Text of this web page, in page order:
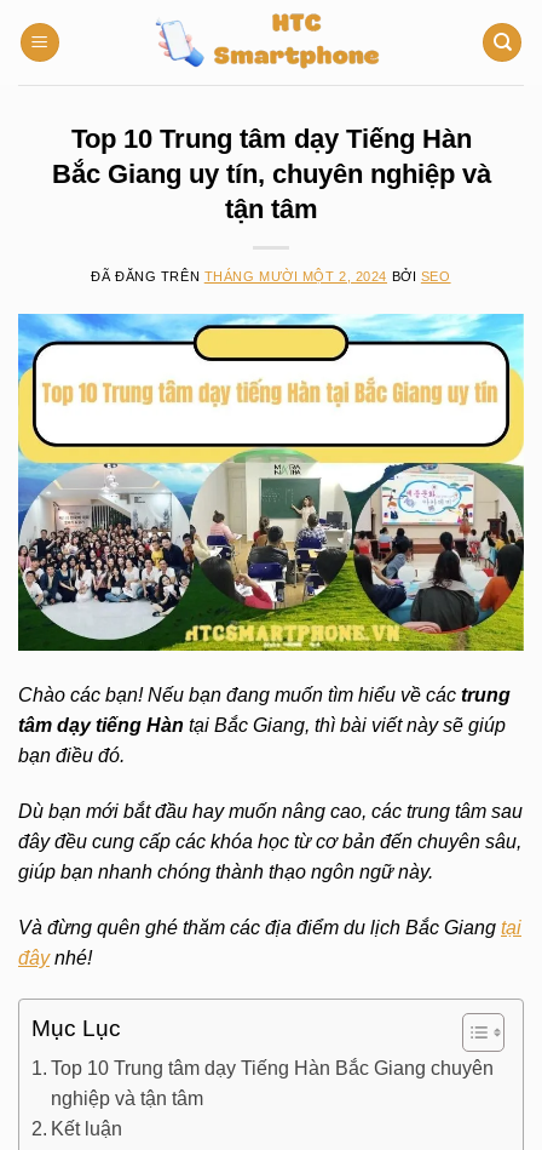
đến
Top 10 Trung tâm dạy Tiếng Hàn
Bắc Giang uy tín, chuyên nghiệp và
tận tâm
ĐÃ ĐĂNG TRÊN THÁNG MƯỜI MỘT 2, 2024 BỞI SEO
Chào các bạn! Nếu bạn đang muốn tìm hiểu về các trung
tâm dạy tiếng Hàn tại Bắc Giang, thì bài viết này sẽ giúp
bạn điều đó.
Dù bạn mới bắt đầu hay muốn nâng cao, các trung tâm sau
đây đều cung cấp các khóa học từ cơ bản đến chuyên sâu,
giúp bạn nhanh chóng thành thạo ngôn ngữ này.
Và đừng quên ghé thăm các địa điểm du lịch Bắc Giang tại
đâynhé!
Mục Lục
Top 10 Trung tâm dạy Tiếng Hàn Bắc Giang chuyên
nghiệp và tận tâm
Kết luận